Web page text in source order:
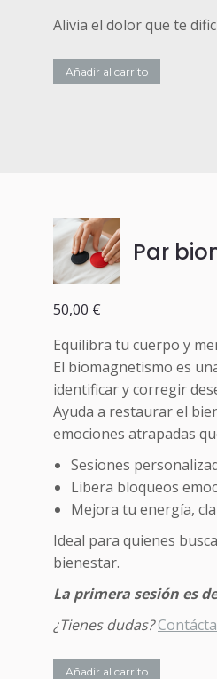
Alivia el dolor que te
Añadir al carrito
Par
50,00 €
Equilibra tu cuerpo y
El biomagnetismo es
identificar y corregir
Ayuda a restaurar el
emociones atrapadas
Sesiones
Libera bloqueos
Mejora tu energía,
Ideal para quienes
bienestar.
La primera sesión es
¿Tienes dudas?
Añadir al carrito